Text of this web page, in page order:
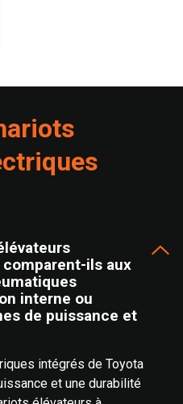
ils aux
interne ou
de puissance et
intégrés de Toyota
et une durabilité